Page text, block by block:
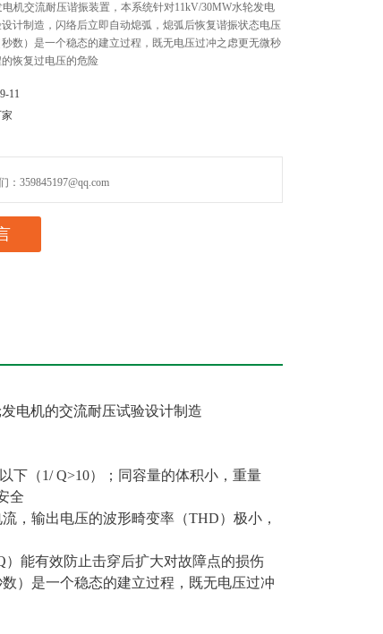
机交流耐压谐振装置，本系统针对11kV/30MW水轮发电
计制造，闪络后立即自动熄弧，熄弧后恢复谐振状态电压
数）是一个稳态的建立过程，既无电压过冲之虑更无微秒
恢复过电压的危险
11
：359845197@qq.com
电机的交流耐压试验设计制造
下（1/ Q>10）；同容量的体积小，重量
全
，输出电压的波形畸变率（THD）极小，
能有效防止击穿后扩大对故障点的损伤
）是一个稳态的建立过程，既无电压过冲